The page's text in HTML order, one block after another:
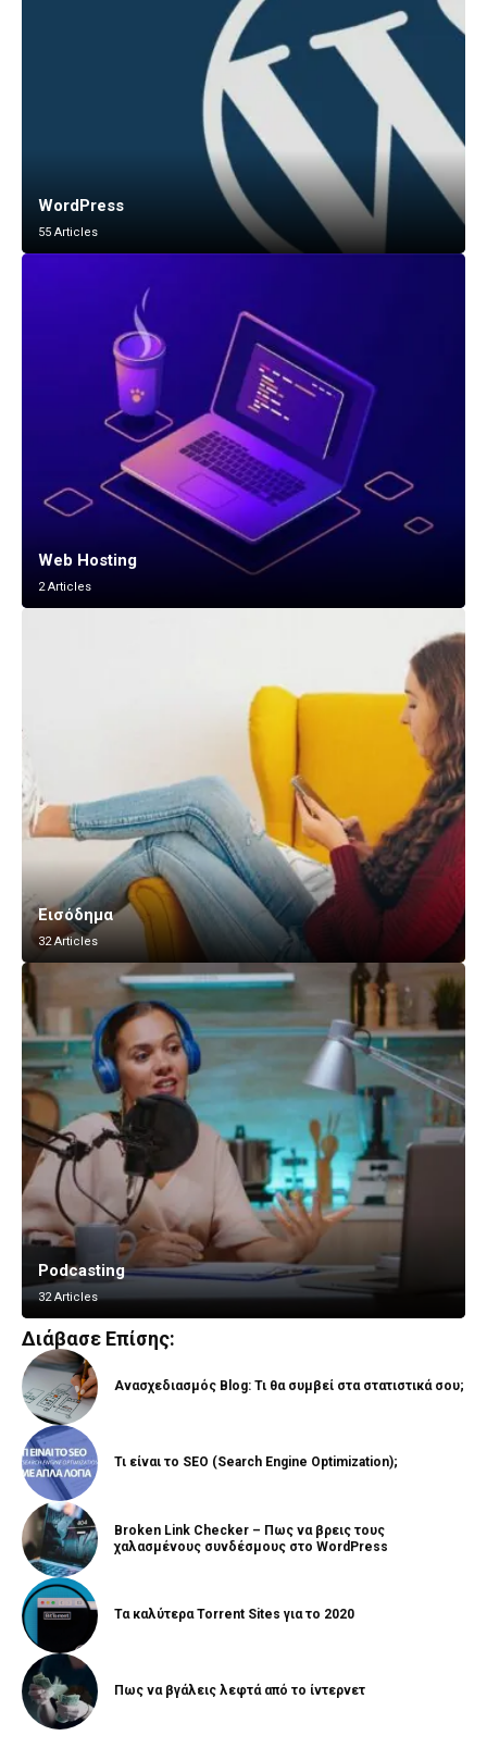
WordPress
55 Articles
Web Hosting
2 Articles
Εισόδημα
32 Articles
Podcasting
32 Articles
Vlogging
8 Articles
Διάβασε Επίσης:
Ανασχεδιασμός Blog: Τι θα συμβεί στα στατιστικά σου;
Τι είναι το SEO (Search Engine Optimization);
Broken Link Checker – Πως να βρεις τους
χαλασμένους συνδέσμους στο WordPress
Τα καλύτερα Torrent Sites για το 2020
Πως να βγάλεις λεφτά από το ίντερνετ